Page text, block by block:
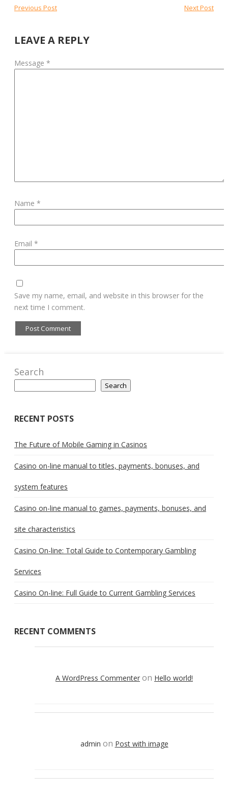
Post
navigation
Previous PostPrevious
Next PostNext
LEAVE A REPLY
Message *
Name *
Email *
Save my name, email, and website in this browser for the
next time I comment.
Search
Search
RECENT POSTS
The Future of Mobile Gaming in Casinos
Casino on-line manual to titles, payments, bonuses, and
system features
Casino on-line manual to games, payments, bonuses, and
site characteristics
Casino On-line: Total Guide to Contemporary Gambling
Services
Casino On-line: Full Guide to Current Gambling Services
RECENT COMMENTS
A WordPress Commenter on Hello world!
admin on Post with image